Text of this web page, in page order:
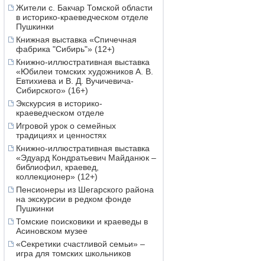
Жители с. Бакчар Томской области
в историко-краеведческом отделе
Пушкинки
Книжная выставка «Спичечная
фабрика "Сибирь"» (12+)
Книжно-иллюстративная выставка
«Юбилеи томских художников А. В.
Евтихиева и В. Д. Вучичевича-
Сибирского» (16+)
Экскурсия в историко-
краеведческом отделе
Игровой урок о семейных
традициях и ценностях
Книжно-иллюстративная выставка
«Эдуард Кондратьевич Майданюк –
библиофил, краевед,
коллекционер» (12+)
Пенсионеры из Шегарского района
на экскурсии в редком фонде
Пушкинки
Томские поисковики и краеведы в
Асиновском музее
«Секретики счастливой семьи» –
игра для томских школьников